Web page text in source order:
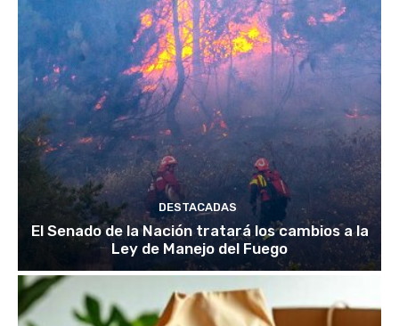
DESTACADAS
El Senado de la Nación tratará los cambios a la
Ley de Manejo del Fuego